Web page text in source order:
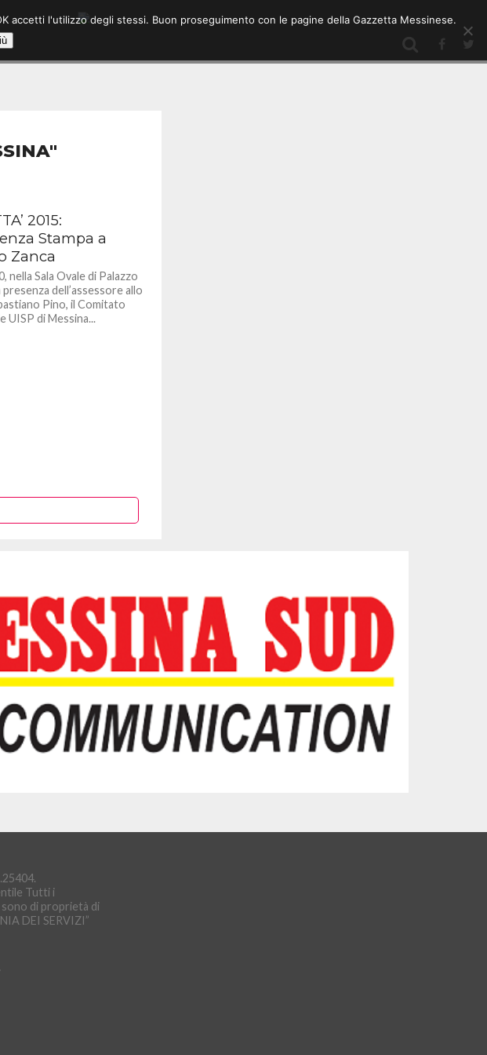
2015:
Stampa a
Zanca
nella Sala Ovale di Palazzo
presenza dell’assessore allo
Pino, il Comitato
UISP di Messina...
Tutti i
di proprietà di
DEI SERVIZI”
accetti l'utilizzo degli stessi. Buon proseguimento con le pagine della Gazzetta Messinese.